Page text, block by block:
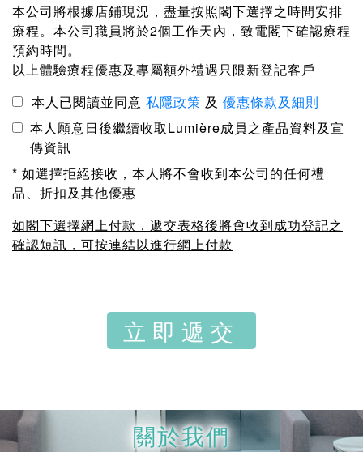
本公司將根據店鋪現況，盡量按照閣下選擇之時間安排
療程。本公司職員將於2個工作天內，致電閣下確認療程
預約時間。
以上體驗療程優惠及專屬額外禮遇只限新登記客戶
本人已閱讀並同意 私隱政策 及 優惠條款及細則
本人願意日後繼續收取Lumière成員之產品資料及宣
傳資訊
* 如選擇拒絕接收，本人將不會收到本公司的任何禮
品、折扣及其他優惠
如閣下選擇網上付款，遞交表格後將會收到成功登記之
確認短訊，可按連結以進行網上付款
關於我們